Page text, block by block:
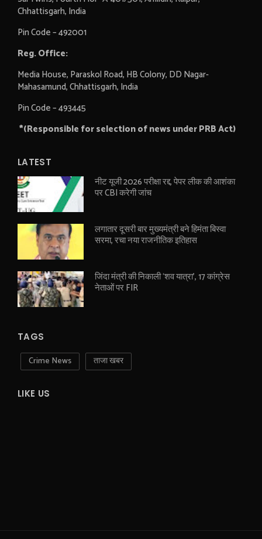
Chhattisgarh, India
Pin Code – 492001
Reg. Office:
Media House, Paraskol Road, HB Colony, DD Nagar-
Mahasamund, Chhattisgarh, India
Pin Code – 493445
*(Responsible for selection of news under PRB Act)
LATEST
नीट यूजी 2026 परीक्षा रद्द, पेपर लीक की आशंका
पर CBI करेगी जांच
लगातार दूसरी बार मुख्यमंत्री बने हिमंता बिस्वा
सरमा, रचा नया राजनीतिक इतिहास
जिंदा मंत्री की निकाली ‘शव यात्रा’, 17 कांग्रेस
नेताओं पर FIR
TAGS
Crime News ताजा खबर
LIKE US